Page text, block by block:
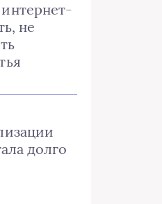
не
долго